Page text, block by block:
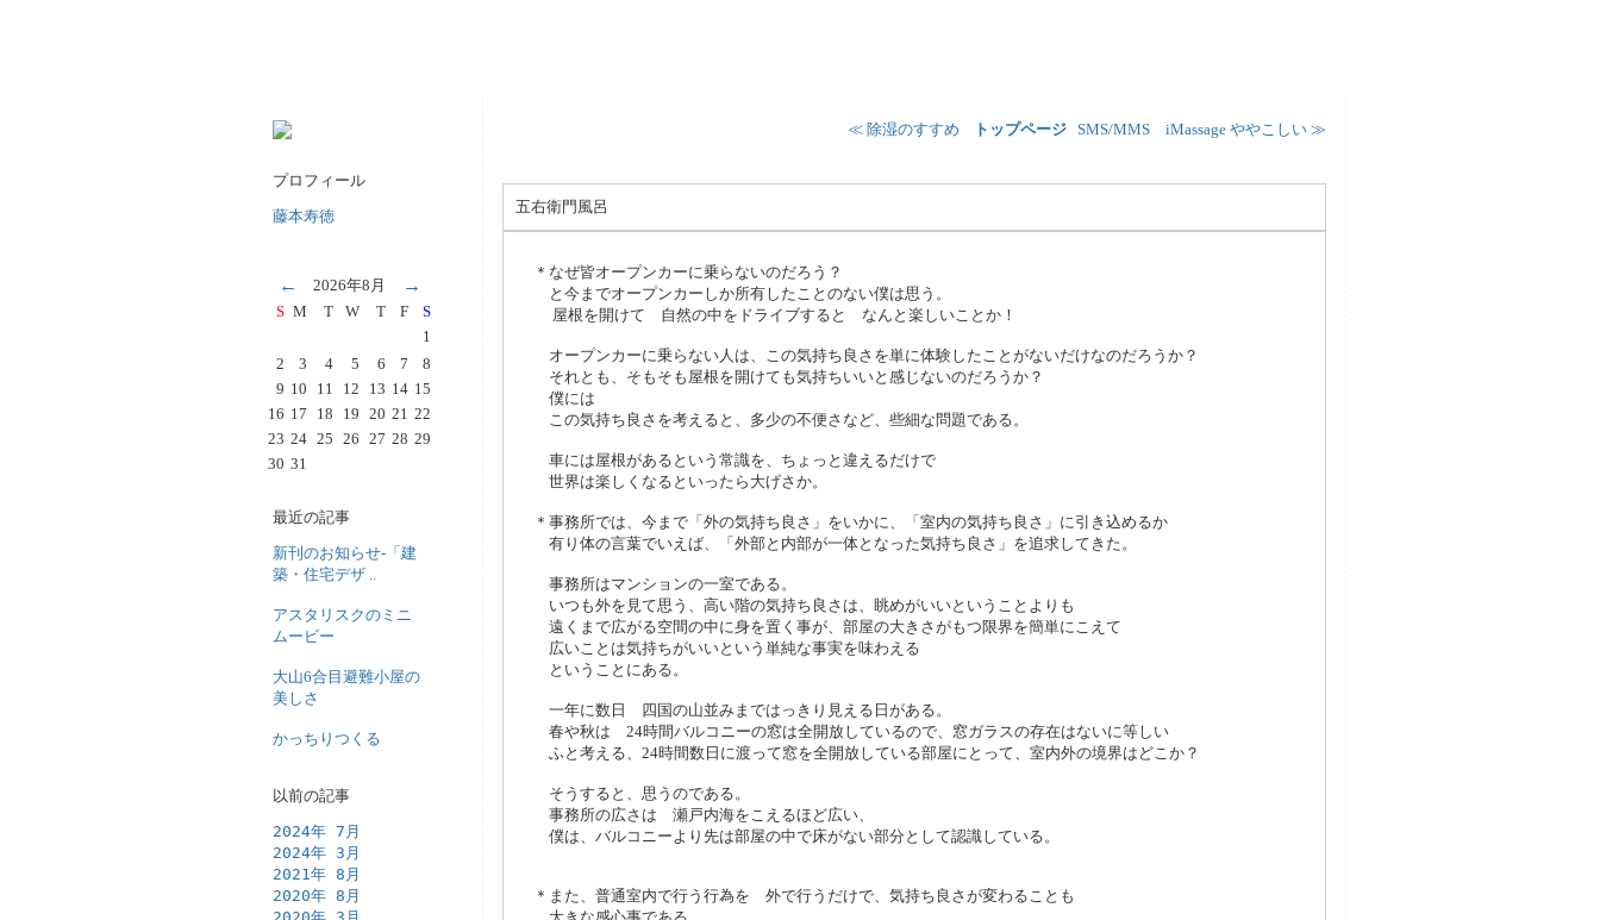
プロフィール
藤本寿徳
← 2026年8月 →
S M T W T F
S
1
2
3 4 5 6 7
8
9 10 11 12 13 14 15
16 17 18 19 20 21 22
23 24 25 26 27 28 29
30 31
最近の記事
新刊のお知らせ-「建
築・住宅デザ ..
アスタリスクのミニ
ムービー
大山6合目避難小屋の
美しさ
かっちりつくる
以前の記事
2024年 7月
2024年 3月
2021年 8月
2020年 8月
≪ 除湿のすすめ トップページ SMS/MMS iMassage ややこしい ≫
五右衛門風呂
＊なぜ皆オープンカーに乗らないのだろう？
と今までオープンカーしか所有したことのない僕は思う。
屋根を開けて 自然の中をドライブすると なんと楽しいことか！
オープンカーに乗らない人は、この気持ち良さを単に体験したことがないだけなのだろうか？
それとも、そもそも屋根を開けても気持ちいいと感じないのだろうか？
僕には
この気持ち良さを考えると、多少の不便さなど、些細な問題である。
車には屋根があるという常識を、ちょっと違えるだけで
世界は楽しくなるといったら大げさか。
＊事務所では、今まで「外の気持ち良さ」をいかに、「室内の気持ち良さ」に引き込めるか
有り体の言葉でいえば、「外部と内部が一体となった気持ち良さ」を追求してきた。
事務所はマンションの一室である。
いつも外を見て思う、高い階の気持ち良さは、眺めがいいということよりも
遠くまで広がる空間の中に身を置く事が、部屋の大きさがもつ限界を簡単にこえて
広いことは気持ちがいいという単純な事実を味わえる
ということにある。
一年に数日 四国の山並みまではっきり見える日がある。
春や秋は 24時間バルコニーの窓は全開放しているので、窓ガラスの存在はないに等しい
ふと考える、24時間数日に渡って窓を全開放している部屋にとって、室内外の境界はどこか？
そうすると、思うのである。
事務所の広さは 瀬戸内海をこえるほど広い、
僕は、バルコニーより先は部屋の中で床がない部分として認識している。
＊また、普通室内で行う行為を 外で行うだけで、気持ち良さが変わることも